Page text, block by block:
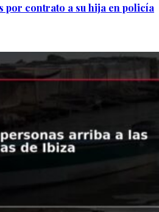
contrato a su hija en policía